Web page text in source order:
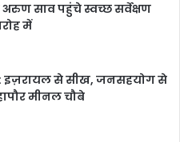
अरुण साव पहुंचे स्वच्छ सर्वेक्षण
में
इज़रायल से सीख, जनसहयोग से
मीनल चौबे